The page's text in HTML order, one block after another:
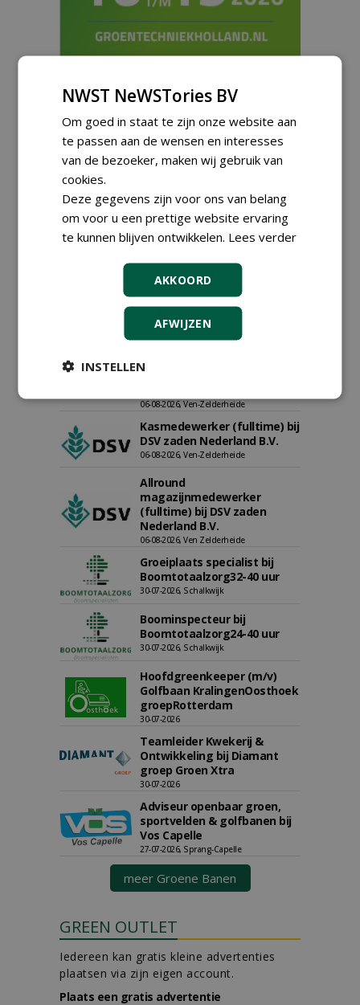
Meld je aan voor onze digitale
Chauffeur
landbouwmachines bij DSV
06-08-2026, Ven-Zelderheide
Kasmedewerker (fulltime) bij
DSV zaden Nederland B.V.
06-08-2026, Ven-Zelderheide
Allround
magazijnmedewerker
(fulltime) bij DSV zaden
Nederland B.V.
06-08-2026, Ven Zelderheide
Groeiplaats specialist bij
Boomtotaalzorg32-40 uur
30-07-2026, Schalkwijk
Boominspecteur bij
Boomtotaalzorg24-40 uur
30-07-2026, Schalkwijk
Hoofdgreenkeeper (m/v)
Golfbaan KralingenOosthoek
groepRotterdam
30-07-2026
Teamleider Kwekerij &
Ontwikkeling bij Diamant
groep Groen Xtra
30-07-2026
Adviseur openbaar groen,
sportvelden & golfbanen bij
Vos Capelle
27-07-2026, Sprang-Capelle
meer Groene Banen
GREEN OUTLET
Iedereen kan gratis kleine advertenties
plaatsen via zijn eigen account.
Plaats een gratis advertentie
NWST NeWSTories BV
Om goed in staat te zijn onze website aan
te passen aan de wensen en interesses
van de bezoeker, maken wij gebruik van
cookies.
Deze gegevens zijn voor ons van belang
om voor u een prettige website ervaring
te kunnen blijven ontwikkelen. Lees verder
AKKOORD
AFWIJZEN
INSTELLEN